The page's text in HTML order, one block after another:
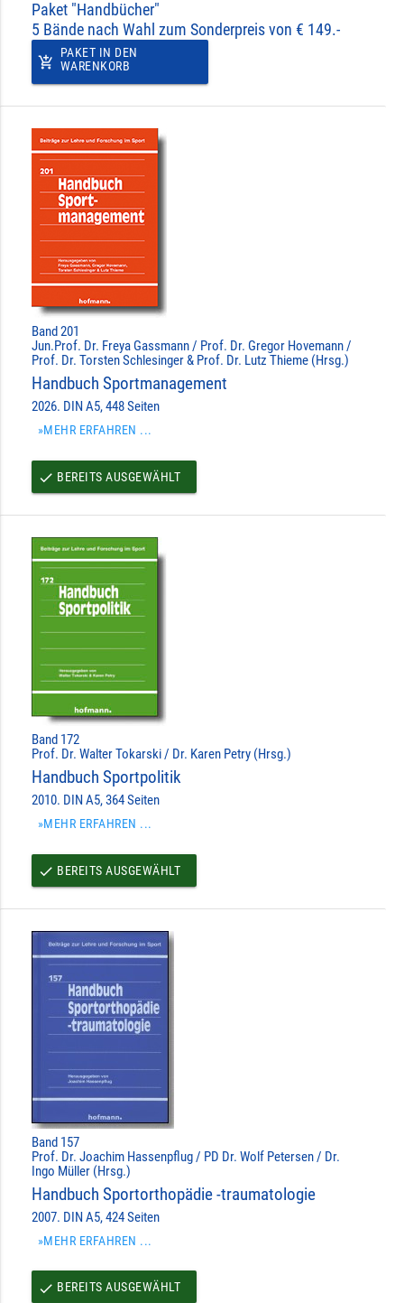
Paket "Handbücher"
5 Bände nach Wahl zum Sonderpreis von € 149.-
add_shopping_cart
PAKET IN DEN
WARENKORB
Band 201
Jun.Prof. Dr. Freya Gassmann / Prof. Dr. Gregor Hovemann /
Prof. Dr. Torsten Schlesinger & Prof. Dr. Lutz Thieme (Hrsg.)
Handbuch Sportmanagement
2026. DIN A5, 448 Seiten
»MEHR ERFAHREN ...
done BEREITS AUSGEWÄHLT
Band 172
Prof. Dr. Walter Tokarski / Dr. Karen Petry (Hrsg.)
Handbuch Sportpolitik
2010. DIN A5, 364 Seiten
»MEHR ERFAHREN ...
done BEREITS AUSGEWÄHLT
Band 157
Prof. Dr. Joachim Hassenpflug / PD Dr. Wolf Petersen / Dr.
Ingo Müller (Hrsg.)
Handbuch Sportorthopädie -traumatologie
2007. DIN A5, 424 Seiten
»MEHR ERFAHREN ...
done BEREITS AUSGEWÄHLT